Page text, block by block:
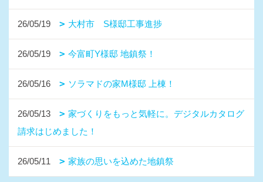
26/05/19 大村市 S様邸工事進捗
26/05/19 今富町Y様邸 地鎮祭！
26/05/16 ソラマドの家M様邸 上棟！
26/05/13
家づくりをもっと気軽に。デジタルカタログ
請求はじめました！
26/05/11 家族の思いを込めた地鎮祭